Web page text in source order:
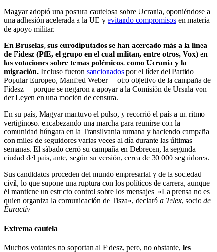
Magyar adoptó una postura cautelosa sobre Ucrania, oponiéndose a
una adhesión acelerada a la UE y evitando compromisos en materia
de apoyo militar.
En Bruselas, sus eurodiputados se han acercado más a la línea
de Fidesz (PfE, el grupo en el cual militan, entre otros, Vox) en
las votaciones sobre temas polémicos, como Ucrania y la
migración. Incluso fueron sancionados por el líder del Partido
Popular Europeo, Manfred Weber —otro objetivo de la campaña de
Fidesz— porque se negaron a apoyar a la Comisión de Ursula von
der Leyen en una moción de censura.
En su país, Magyar mantuvo el pulso, y recorrió el país a un ritmo
vertiginoso, encabezando una marcha para reunirse con la
comunidad húngara en la Transilvania rumana y haciendo campaña
con miles de seguidores varias veces al día durante las últimas
semanas. El sábado cerró su campaña en Debrecen, la segunda
ciudad del país, ante, según su versión, cerca de 30 000 seguidores.
Sus candidatos proceden del mundo empresarial y de la sociedad
civil, lo que supone una ruptura con los políticos de carrera, aunque
él mantiene un estricto control sobre los mensajes. «La prensa no es
quien organiza la comunicación de Tisza», declaró a Telex, socio de
Euractiv.
Extrema cautela
Muchos votantes no soportan al Fidesz, pero, no obstante, les